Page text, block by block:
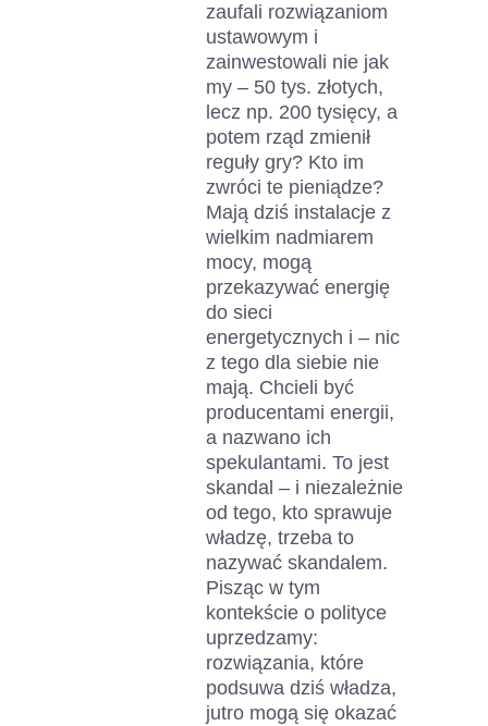
zaufali rozwiązaniom
ustawowym i
zainwestowali nie jak
my – 50 tys. złotych,
lecz np. 200 tysięcy, a
potem rząd zmienił
reguły gry? Kto im
zwróci te pieniądze?
Mają dziś instalacje z
wielkim nadmiarem
mocy, mogą
przekazywać energię
do sieci
energetycznych i – nic
z tego dla siebie nie
mają. Chcieli być
producentami energii,
a nazwano ich
spekulantami. To jest
skandal – i niezależnie
od tego, kto sprawuje
władzę, trzeba to
nazywać skandalem.
Pisząc w tym
kontekście o polityce
uprzedzamy:
rozwiązania, które
podsuwa dziś władza,
jutro mogą się okazać